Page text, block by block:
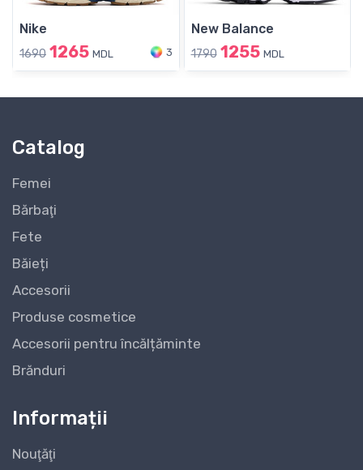
Nike
1690 1265 MDL 3
New Balance
1790 1255 MDL
Catalog
Femei
Bărbaţi
Fete
Băieți
Accesorii
Produse cosmetice
Accesorii pentru încălțăminte
Brănduri
Informații
Nouţăţi